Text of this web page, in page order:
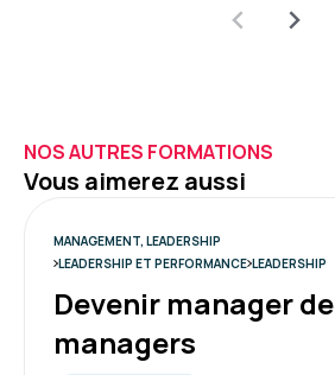
NOS AUTRES FORMATIONS
Vous aimerez aussi
MANAGEMENT, LEADERSHIP
LEADERSHIP ET PERFORMANCE LEADERSHIP
Devenir manager de
managers